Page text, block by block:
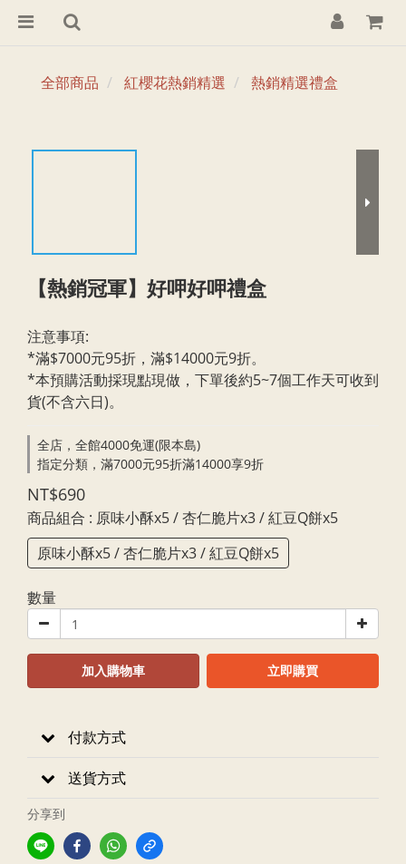
全部商品 紅櫻花熱銷精選 熱銷精選禮盒
【熱銷冠軍】好呷好呷禮盒
注意事項:
*滿$7000元95折，滿$14000元9折。
*本預購活動採現點現做，下單後約5~7個工作天可收到
貨(不含六日)。
全店，全館4000免運(限本島)
指定分類，滿7000元95折滿14000享9折
NT$690
商品組合 : 原味小酥x5 / 杏仁脆片x3 / 紅豆Q餅x5
原味小酥x5 / 杏仁脆片x3 / 紅豆Q餅x5
數量
加入購物車 立即購買
付款方式
送貨方式
分享到